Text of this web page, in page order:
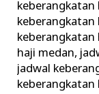
keberangkatan
keberangkatan
keberangkatan
haji medan,
jadwal
keberangkatan